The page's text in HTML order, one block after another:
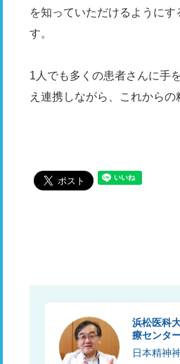
を知っていただけるように
す。
1人でも多くの患者さんに手
え連携しながら、これから
浜松医科
療センタ
日本精神